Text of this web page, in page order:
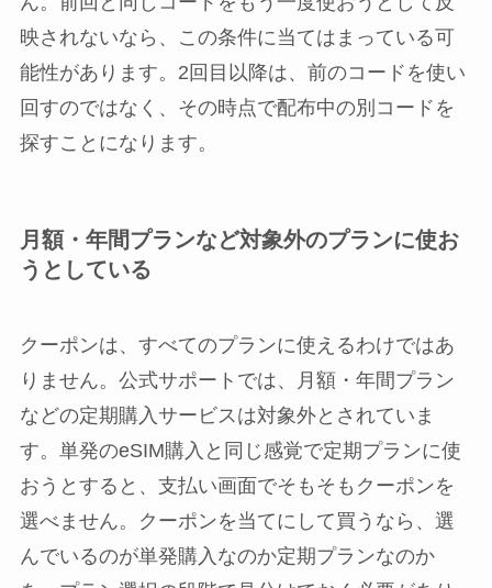
映されないなら、この条件に当てはまっている可
能性があります。2回目以降は、前のコードを使い
回すのではなく、その時点で配布中の別コードを
探すことになります。
月額・年間プランなど対象外のプランに使お
うとしている
クーポンは、すべてのプランに使えるわけではあ
りません。公式サポートでは、月額・年間プラン
などの定期購入サービスは対象外とされていま
す。単発のeSIM購入と同じ感覚で定期プランに使
おうとすると、支払い画面でそもそもクーポンを
選べません。クーポンを当てにして買うなら、選
んでいるのが単発購入なのか定期プランなのか